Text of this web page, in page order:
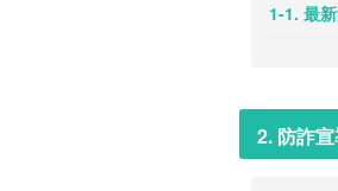
1-1. 最
2. 防詐